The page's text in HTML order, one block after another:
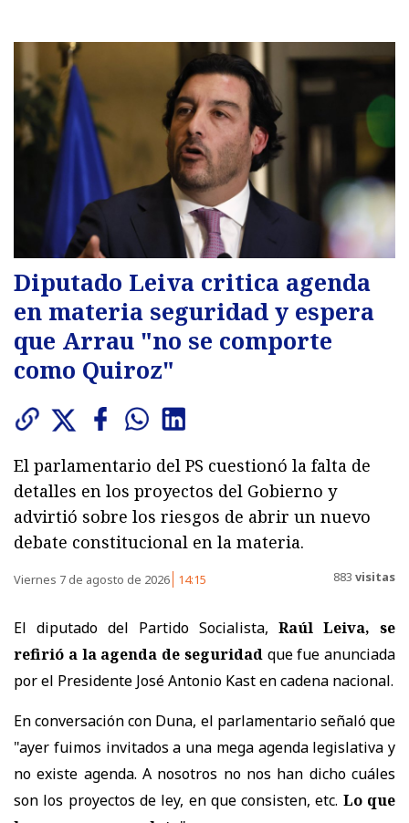
Diputado Leiva critica agenda
en materia seguridad y espera
que Arrau "no se comporte
como Quiroz"
El parlamentario del PS cuestionó la falta de
detalles en los proyectos del Gobierno y
advirtió sobre los riesgos de abrir un nuevo
debate constitucional en la materia.
Viernes 7 de agosto de 2026 14:15 883 visitas
El diputado del Partido Socialista, Raúl Leiva, se
refirió a la agenda de seguridadque fue anunciada
por el Presidente José Antonio Kast en cadena nacional.
En conversación con Duna, el parlamentario señaló que
"ayer fuimos invitados a una mega agenda legislativa y
no existe agenda. A nosotros no nos han dicho cuáles
son los proyectos de ley, en que consisten, etc. Lo que